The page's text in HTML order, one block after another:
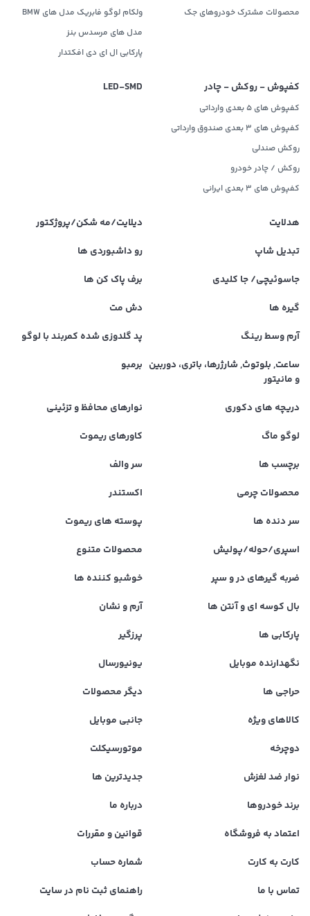
محصولات مشترک خودروهای جک
ولکام لوگو فابریک مدل های BMW
مدل های مرسدس بنز
پارکابی ال ای دی افکتدار
کفپوش - روکش - چادر
کفپوش های 5 بعدی وارداتی
کفپوش های 3 بعدی صندوق وارداتی
روکش صندلی
روکش / چادر خودرو
کفپوش های ۳ بعدی ایرانی
LED‌-SMD
هدلایت
دیلایت/مه شکن/پروژکتور
تبدیل شاپ
رو داشبوردی ها
جاسوئیچی/ جا کلیدی
برف پاک کن ها
گیره ها
دش مت
آرم وسط رینگ
پد گلدوزی شده کمربند با لوگو
ساعت, بلوتوث, شارژرها، باتری، دوربین
و مانیتور
برمبو
دریچه های دکوری
نوارهای محافظ و تزئینی
لوگو ماگ
کاورهای ریموت
برچسب ها
سر والف
محصولات چرمی
اکستندر
سر دنده ها
پوسته های ریموت
اسپری/حوله/پولیش
محصولات متنوع
ضربه گیرهای در و سپر
خوشبو کننده ها
بال کوسه ای و آنتن ها
آرم و نشان
پارکابی ها
پرزگیر
نگهدارنده موبایل
یونیورسال
حراجی ها
دیگر محصولات
کالاهای ویژه
جانبی موبایل
دوچرخه
موتورسیکلت
نوار ضد لغزش
جدیدترین ها
برند خودروها
درباره ما
اعتماد به فروشگاه
قوانین و مقررات
کارت به کارت
شماره حساب
تماس با ما
راهنمای ثبت نام در سایت